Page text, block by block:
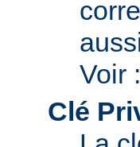
Voir :
Clé